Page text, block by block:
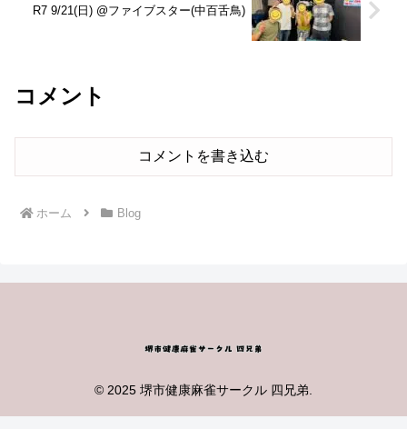
R7 9/21(日) @ファイブスター(中百舌鳥)
コメント
コメントを書き込む
ホーム Blog
© 2025 堺市健康麻雀サークル 四兄弟.